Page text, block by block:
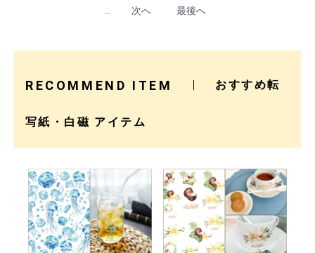
次へ 最後へ
RECOMMEND ITEM おすすめ転
写紙・白磁 アイテム